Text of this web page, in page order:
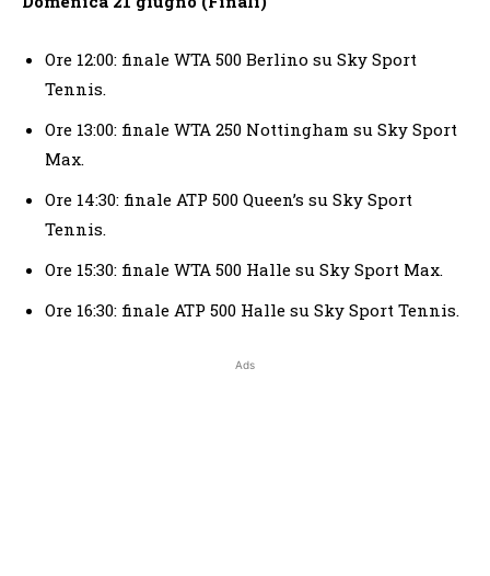
Ore 12:00: finale WTA 500 Berlino su Sky Sport
Tennis.
Ore 13:00: finale WTA 250 Nottingham su Sky Sport
Max.
Ore 14:30: finale ATP 500 Queen’s su Sky Sport
Tennis.
Ore 15:30: finale WTA 500 Halle su Sky Sport Max.
Ore 16:30: finale ATP 500 Halle su Sky Sport Tennis.
Ads